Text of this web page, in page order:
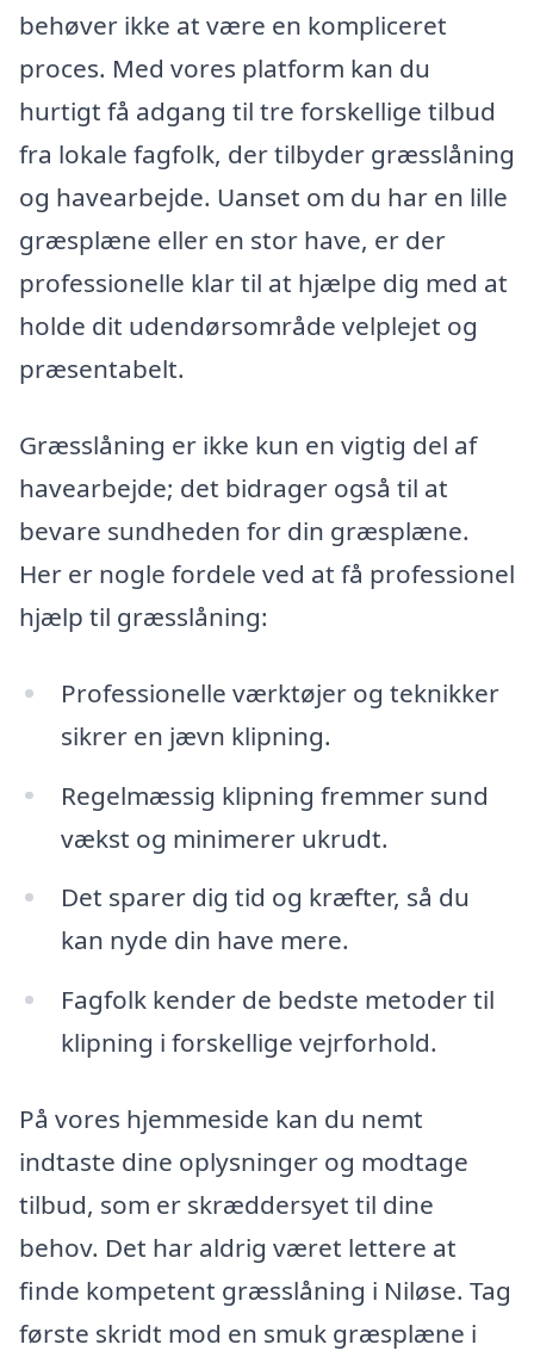
behøver ikke at være en kompliceret
proces. Med vores platform kan du
hurtigt få adgang til tre forskellige tilbud
fra lokale fagfolk, der tilbyder græsslåning
og havearbejde. Uanset om du har en lille
græsplæne eller en stor have, er der
professionelle klar til at hjælpe dig med at
holde dit udendørsområde velplejet og
præsentabelt.
Græsslåning er ikke kun en vigtig del af
havearbejde; det bidrager også til at
bevare sundheden for din græsplæne.
Her er nogle fordele ved at få professionel
hjælp til græsslåning:
Professionelle værktøjer og teknikker
sikrer en jævn klipning.
Regelmæssig klipning fremmer sund
vækst og minimerer ukrudt.
Det sparer dig tid og kræfter, så du
kan nyde din have mere.
Fagfolk kender de bedste metoder til
klipning i forskellige vejrforhold.
På vores hjemmeside kan du nemt
indtaste dine oplysninger og modtage
tilbud, som er skræddersyet til dine
behov. Det har aldrig været lettere at
finde kompetent græsslåning i Niløse. Tag
første skridt mod en smuk græsplæne i